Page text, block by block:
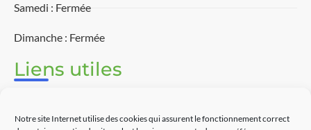
Notre site Internet utilise des cookies qui assurent le fonctionnement correct
Samedi : Fermée
Dimanche : Fermée
Liens utiles
Découvrir Touët-sur-Var